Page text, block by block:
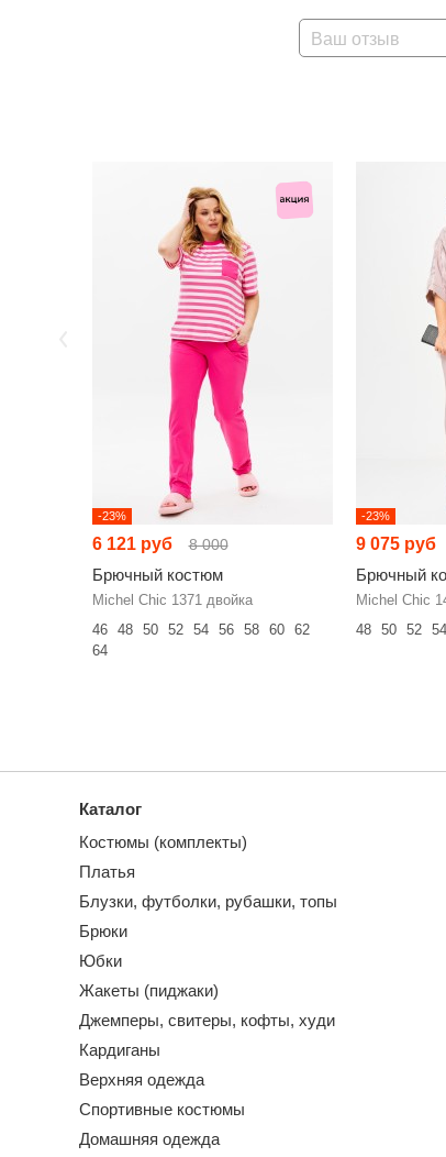
Ваш отзыв
-23%
6 121 руб 8 000
Брючный костюм
Michel Chic 1371 двойка
46
48 50 52 54 56 58 60
62
64
-23%
9 075 руб
Брючный
Michel Chic
48
50 52 54
Каталог
Костюмы (комплекты)
Платья
Блузки, футболки, рубашки, топы
Брюки
Юбки
Жакеты (пиджаки)
Джемперы, свитеры, кофты, худи
Кардиганы
Верхняя одежда
Спортивные костюмы
Домашняя одежда